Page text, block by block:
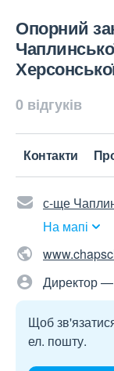
Опорний
0 відгуків
Контакти
с-ще
На мапі
Директор
Щоб
ел. пошту.